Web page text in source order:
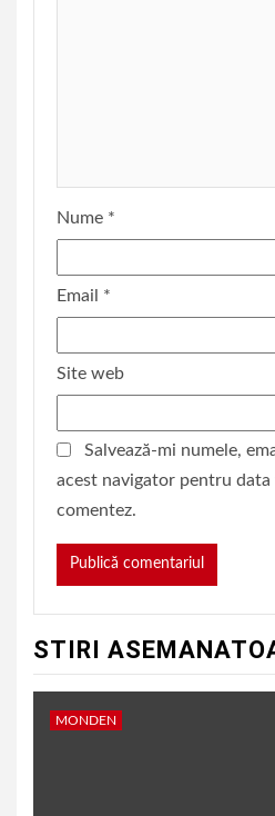
Nume *
Email *
Site web
Salvează-mi numele,
acest navigator pentru data
comentez.
STIRI
MONDEN